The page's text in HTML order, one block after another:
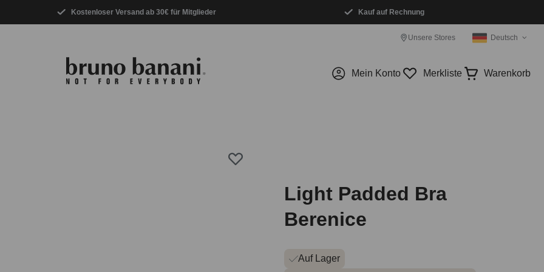
Kostenloser Versand ab 30€ für Mitglieder Kauf auf Rechnung
Unsere Stores Deutsch
Mein Konto Merkliste Warenkorb
Light Padded Bra
Berenice
Auf Lager